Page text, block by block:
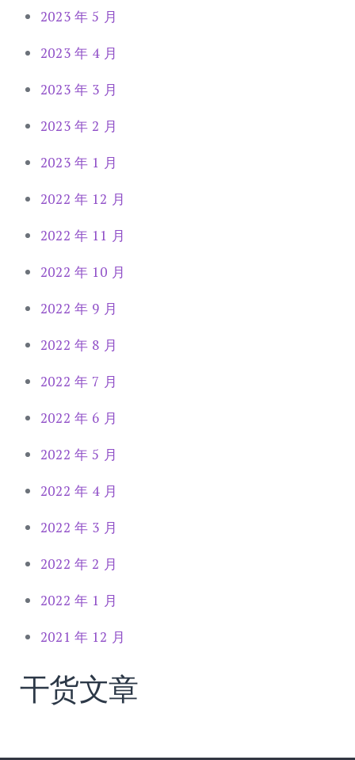
2023 年 5 月
2023 年 4 月
2023 年 3 月
2023 年 2 月
2023 年 1 月
2022 年 12 月
2022 年 11 月
2022 年 10 月
2022 年 9 月
2022 年 8 月
2022 年 7 月
2022 年 6 月
2022 年 5 月
2022 年 4 月
2022 年 3 月
2022 年 2 月
2022 年 1 月
2021 年 12 月
干货文章